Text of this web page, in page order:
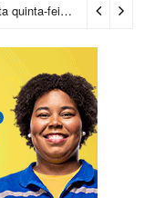
Casa do Benin será reaberta nesta quinta-feira (6) 3 dias ago